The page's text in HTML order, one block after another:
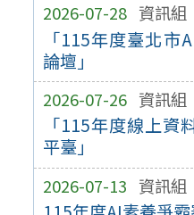
2026-07-28 資訊組
「115年度臺北市
論壇」
2026-07-26 資訊組
「115年度線上資
平臺」
2026-07-13 資訊組